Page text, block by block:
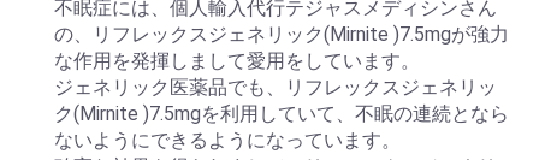
不眠症には、個人輸入代行テジャスメディシンさん
の、リフレックスジェネリック(Mirnite )7.5mgが強力
な作用を発揮しまして愛用をしています。
ジェネリック医薬品でも、リフレックスジェネリッ
ク(Mirnite )7.5mgを利用していて、不眠の連続となら
ないようにできるようになっています。